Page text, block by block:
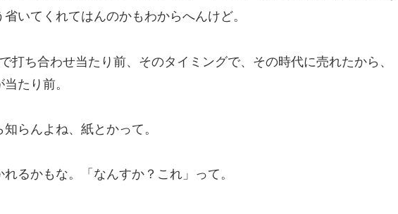
いてくれてはんのかもわからへんけど。
打ち合わせ当たり前、そのタイミングで、その時代に売れたから、
たり前。
知らんよね、紙とかって。
れるかもな。「なんすか？これ」って。